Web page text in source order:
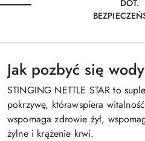
DOT.
Jak pozbyć się
STINGING NETTLE STAR to
pokrzywę, którawspiera
wspomaga zdrowie żył,
żylne i krążenie krwi.